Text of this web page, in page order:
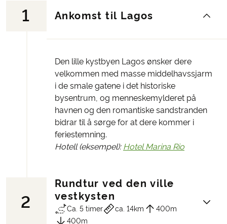
1 Ankomst til Lagos
Den lille kystbyen Lagos ønsker dere
velkommen med masse middelhavssjarm
i de smale gatene i det historiske
bysentrum, og menneskemylderet på
havnen og den romantiske sandstranden
bidrar til å sørge for at dere kommer i
feriestemning.
Hotell (eksempel): Hotel Marina Rio
2
Rundtur ved den ville
vestkysten
Ca. 5 timer ca. 14km
400m
400m